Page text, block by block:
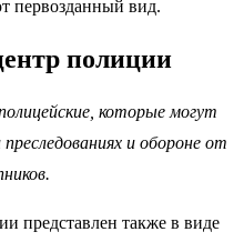
первозданный вид.
полиции
которые могут
и обороне от
представлен также в виде